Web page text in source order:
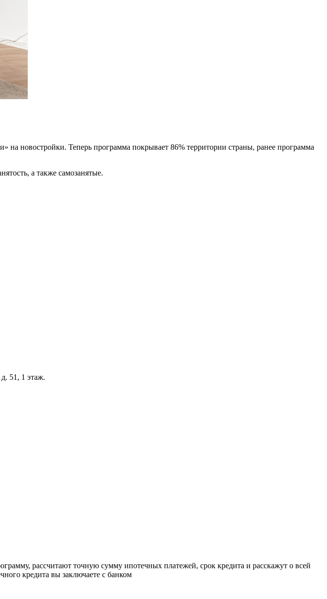
новостройки. Теперь программа покрывает 86% территории страны, ранее программа
а также самозанятые.
51, 1 этаж.
рассчитают точную сумму ипотечных платежей, срок кредита и расскажут о всей
кредита вы заключаете с банком